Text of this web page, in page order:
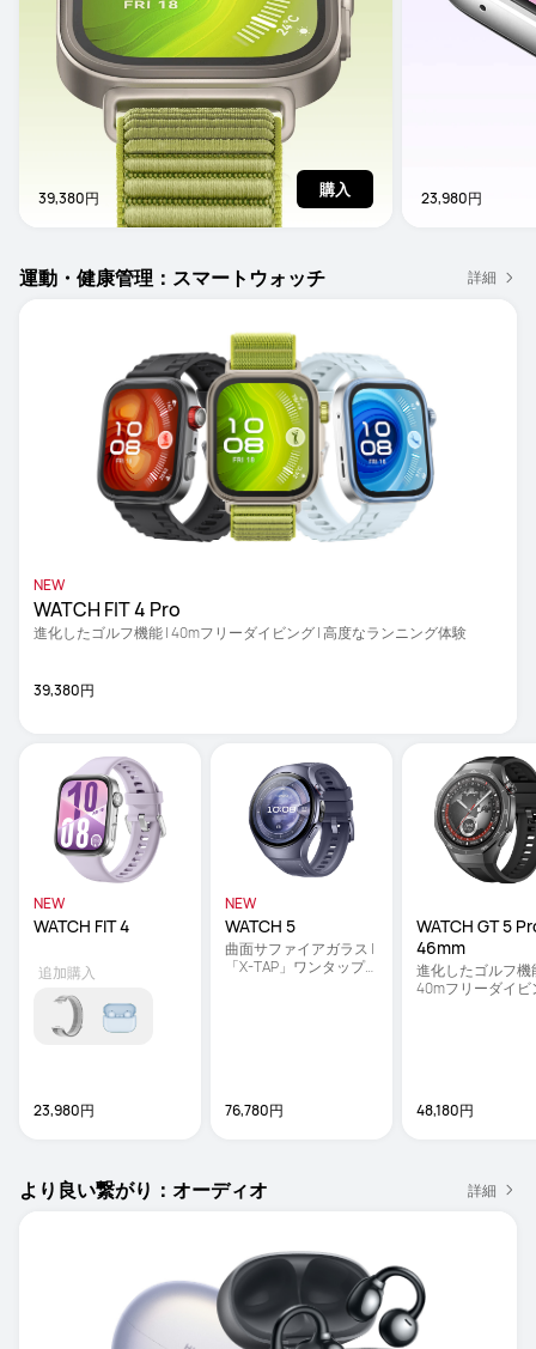
39,380円 購入 23,980円
運動・健康管理：スマートウォッチ 詳細
NEW
進化したゴルフ機能 | 40mフリーダイビング | 高度なランニング体験
39,380円
NEW
WATCH FIT 4
23,980円
追加購入
NEW
曲面サファイアガラス |
「X-TAP」ワンタップ
76,780円
WATCH GT 5
46mm
進化したゴルフ機
40mフリーダイビ
48,180円
より良い繋がり：オーディオ 詳細